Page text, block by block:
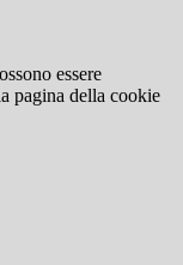
essere
pagina della cookie